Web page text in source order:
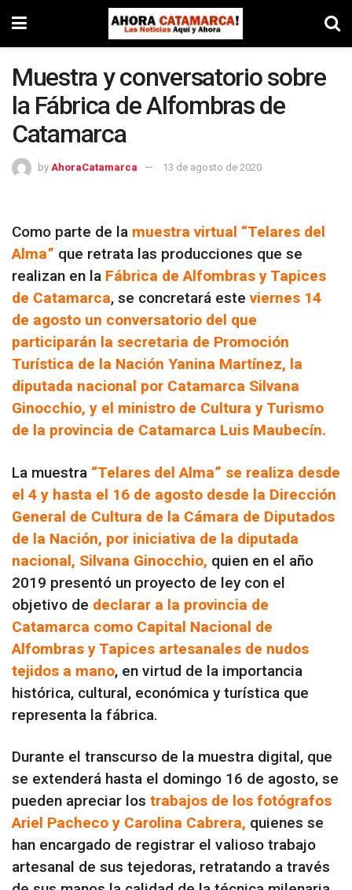
Muestra y conversatorio sobre
la Fábrica de Alfombras de
Catamarca
by AhoraCatamarca 13 de agosto de 2020
Como parte de la muestra virtual “Telares del
Alma” que retrata las producciones que se
realizan en la Fábrica de Alfombras y Tapices
de Catamarca, se concretará esteviernes 14
de agosto un conversatorio del que
participarán la secretaria de Promoción
Turística de la Nación Yanina Martínez, la
diputada nacional por Catamarca Silvana
Ginocchio, y el ministro de Cultura y Turismo
de la provincia de Catamarca Luis Maubecín.
La muestra “Telares del Alma” se realiza desde
el 4 y hasta el 16 de agosto desde la Dirección
General de Cultura de la Cámara de Diputados
de la Nación, por iniciativa de la diputada
nacional, Silvana Ginocchio, quien en el año
2019 presentó un proyecto de ley con el
objetivo de declarar a la provincia de
Catamarca como Capital Nacional de
Alfombras y Tapices artesanales de nudos
tejidos a mano, en virtud de la importancia
histórica, cultural, económica y turística que
representa la fábrica.
Durante el transcurso de la muestra digital, que
se extenderá hasta el domingo 16 de agosto, se
pueden apreciar los trabajos de los fotógrafos
Ariel Pacheco y Carolina Cabrera, quienes se
han encargado de registrar el valioso trabajo
artesanal de sus tejedoras, retratando a través